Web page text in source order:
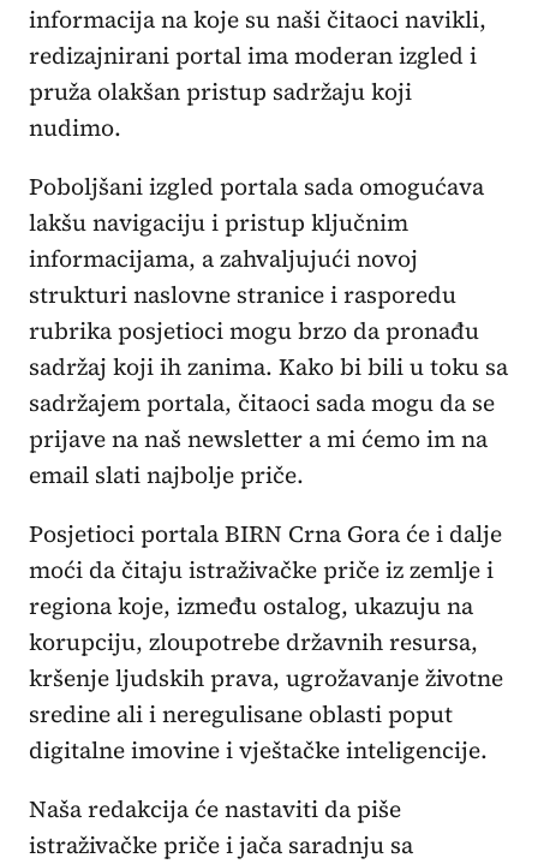
informacija na koje su naši čitaoci navikli,
redizajnirani portal ima moderan izgled i
pruža olakšan pristup sadržaju koji
nudimo.
Poboljšani izgled portala sada omogućava
lakšu navigaciju i pristup ključnim
informacijama, a zahvaljujući novoj
strukturi naslovne stranice i rasporedu
rubrika posjetioci mogu brzo da pronađu
sadržaj koji ih zanima. Kako bi bili u toku sa
sadržajem portala, čitaoci sada mogu da se
prijave na naš newsletter a mi ćemo im na
email slati najbolje priče.
Posjetioci portala BIRN Crna Gora će i dalje
moći da čitaju istraživačke priče iz zemlje i
regiona koje, između ostalog, ukazuju na
korupciju, zloupotrebe državnih resursa,
kršenje ljudskih prava, ugrožavanje životne
sredine ali i neregulisane oblasti poput
digitalne imovine i vještačke inteligencije.
Naša redakcija će nastaviti da piše
istraživačke priče i jača saradnju sa